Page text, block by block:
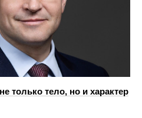
только тело, но и характер